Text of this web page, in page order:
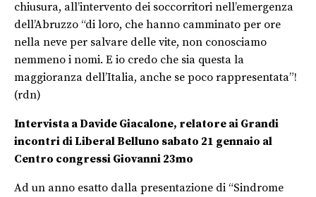
chiusura, all’intervento dei soccorritori nell’emergenza
dell’Abruzzo “di loro, che hanno camminato per ore
nella neve per salvare delle vite, non conosciamo
nemmeno i nomi. E io credo che sia questa la
maggioranza dell’Italia, anche se poco rappresentata”!
(rdn)
Intervista a Davide Giacalone, relatore ai Grandi
incontri di Liberal Belluno sabato 21 gennaio al
Centro congressi Giovanni 23mo
Ad un anno esatto dalla presentazione di “Sindrome